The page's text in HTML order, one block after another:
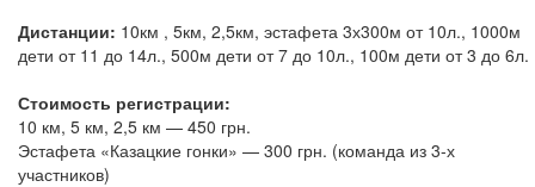
Дистанции: 10км , 5км, 2,5км, эстафета 3х300м от 10л., 1000м
дети от 11 до 14л., 500м дети от 7 до 10л., 100м дети от 3 до 6л.
Стоимость регистрации:
10 км, 5 км, 2,5 км — 450 грн.
Эстафета «Казацкие гонки» — 300 грн. (команда из 3-х
участников)